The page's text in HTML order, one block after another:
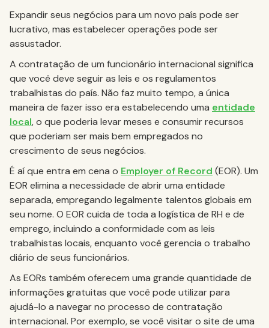
Expandir seus negócios para um novo país pode ser
lucrativo, mas estabelecer operações pode ser
assustador.
A contratação de um funcionário internacional significa
que você deve seguir as leis e os regulamentos
trabalhistas do país. Não faz muito tempo, a única
maneira de fazer isso era estabelecendo uma entidade
local, o que poderia levar meses e consumir recursos
que poderiam ser mais bem empregados no
crescimento de seus negócios.
É aí que entra em cena o Employer of Record (EOR). Um
EOR elimina a necessidade de abrir uma entidade
separada, empregando legalmente talentos globais em
seu nome. O EOR cuida de toda a logística de RH e de
emprego, incluindo a conformidade com as leis
trabalhistas locais, enquanto você gerencia o trabalho
diário de seus funcionários.
As EORs também oferecem uma grande quantidade de
informações gratuitas que você pode utilizar para
ajudá-lo a navegar no processo de contratação
internacional. Por exemplo, se você visitar o site de uma